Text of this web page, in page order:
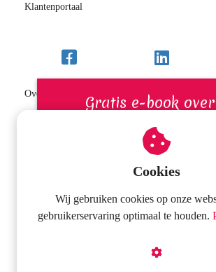
Klantenportaal
Over Sterk BEGRIP
Onderwijs2go
Gratis e-book
bevorderen van
leesvaardigheid
leesvaardigheid van leerlingen te
Cookies
Wij gebruiken cookies op onze
gebruikerservaring optimaal te houden.